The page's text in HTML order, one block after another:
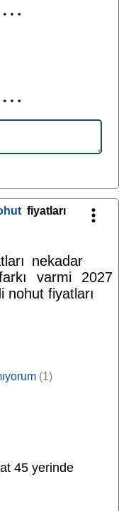
fiyatları
nekadar
varmi 2027
nohut fiyatları
(1)
45 yerinde